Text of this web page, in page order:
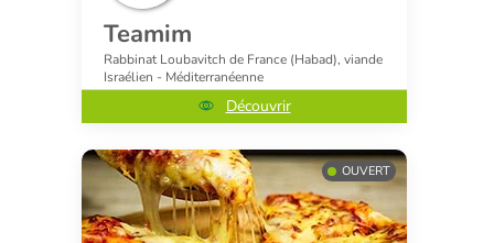
Teamim
Rabbinat Loubavitch de France (Habad), viande
Israélien - Méditerranéenne
Découvrir
OUVERT